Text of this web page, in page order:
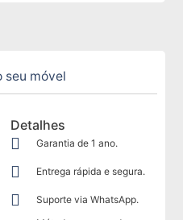
seu móvel
Detalhes
Garantia de 1 ano.
Entrega rápida e segura.
Suporte via WhatsApp.